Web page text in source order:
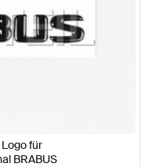
für
BRABUS